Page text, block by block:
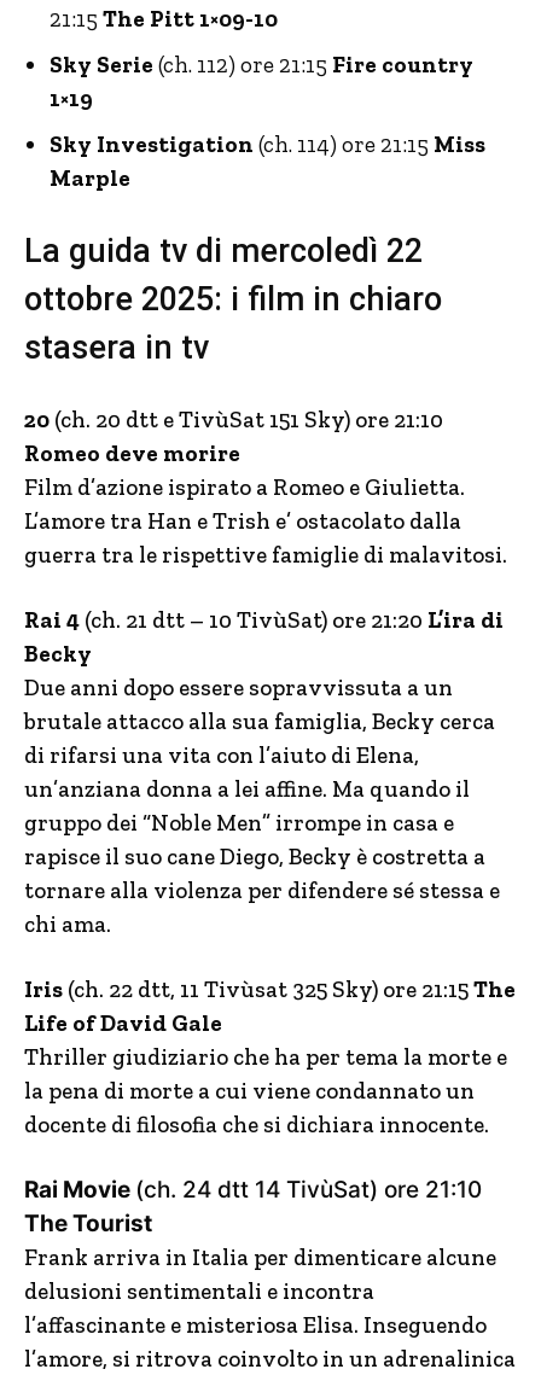
21:15 The Pitt 1×09-10
Sky Serie (ch. 112) ore 21:15 Fire country
1×19
Sky Investigation (ch. 114) ore 21:15 Miss
Marple
La guida tv di mercoledì 22
ottobre 2025: i film in chiaro
stasera in tv
20 (ch. 20 dtt e TivùSat 151 Sky) ore 21:10
Romeo deve morire
Film d’azione ispirato a Romeo e Giulietta.
L’amore tra Han e Trish e’ ostacolato dalla
guerra tra le rispettive famiglie di malavitosi.
Rai 4 (ch. 21 dtt – 10 TivùSat) ore 21:20 L’ira di
Becky
Due anni dopo essere sopravvissuta a un
brutale attacco alla sua famiglia, Becky cerca
di rifarsi una vita con l’aiuto di Elena,
un’anziana donna a lei affine. Ma quando il
gruppo dei “Noble Men” irrompe in casa e
rapisce il suo cane Diego, Becky è costretta a
tornare alla violenza per difendere sé stessa e
chi ama.
Iris (ch. 22 dtt, 11 Tivùsat 325 Sky) ore 21:15The
Life of David Gale
Thriller giudiziario che ha per tema la morte e
la pena di morte a cui viene condannato un
docente di filosofia che si dichiara innocente.
Rai Movie (ch. 24 dtt 14 TivùSat) ore 21:10
The Tourist
Frank arriva in Italia per dimenticare alcune
delusioni sentimentali e incontra
l’affascinante e misteriosa Elisa. Inseguendo
l’amore, si ritrova coinvolto in un adrenalinica